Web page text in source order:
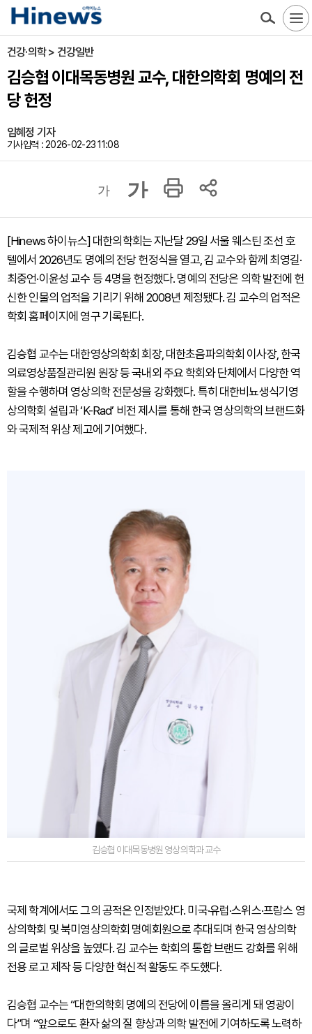
건강·의학 > 건강일반
김승협 이대목동병원 교수, 대한의학회 명예의 전
당 헌정
임혜정 기자
기사입력 : 2026-02-23 11:08
가 가
[Hinews 하이뉴스] 대한의학회는 지난달 29일 서울 웨스틴 조선 호
텔에서 2026년도 명예의 전당 헌정식을 열고, 김 교수와 함께 최영길·
최중언·이윤성 교수 등 4명을 헌정했다. 명예의 전당은 의학 발전에 헌
신한 인물의 업적을 기리기 위해 2008년 제정됐다. 김 교수의 업적은
학회 홈페이지에 영구 기록된다.
김승협 교수는 대한영상의학회 회장, 대한초음파의학회 이사장, 한국
의료영상품질관리원 원장 등 국내외 주요 학회와 단체에서 다양한 역
할을 수행하며 영상의학 전문성을 강화했다. 특히 대한비뇨생식기영
상의학회 설립과 ‘K-Rad’ 비전 제시를 통해 한국 영상의학의 브랜드화
와 국제적 위상 제고에 기여했다.
김승협 이대목동병원 영상의학과 교수
국제 학계에서도 그의 공적은 인정받았다. 미국·유럽·스위스·프랑스 영
상의학회 및 북미영상의학회 명예회원으로 추대되며 한국 영상의학
의 글로벌 위상을 높였다. 김 교수는 학회의 통합 브랜드 강화를 위해
전용 로고 제작 등 다양한 혁신적 활동도 주도했다.
김승협 교수는 “대한의학회 명예의 전당에 이름을 올리게 돼 영광이
다”며 “앞으로도 환자 삶의 질 향상과 의학 발전에 기여하도록 노력하